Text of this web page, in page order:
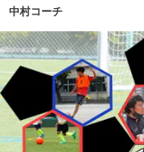
中村コーチ